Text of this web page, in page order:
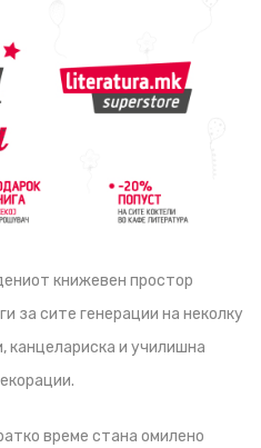
книжевен простор
за сите генерации на неколку
канцелариска и училишна
време стана омилено